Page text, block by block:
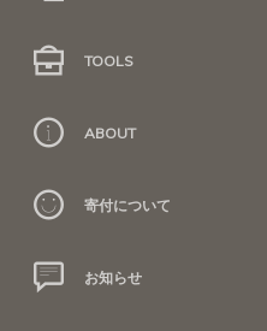
TOOLS
ABOUT
寄付について
お知らせ